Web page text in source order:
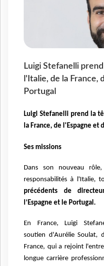
Luigi Stefanelli
l'Italie, de la France,
Portugal
Luigi Stefanelli prend la
la France, de l'Espagne et
Ses missions
Dans son nouveau
responsabilités à l'Italie,
précédents de
l’Espagne et le Portugal.
En France, Luigi
soutien d'Aurélie Soulat,
France, qui a rejoint
longue carrière